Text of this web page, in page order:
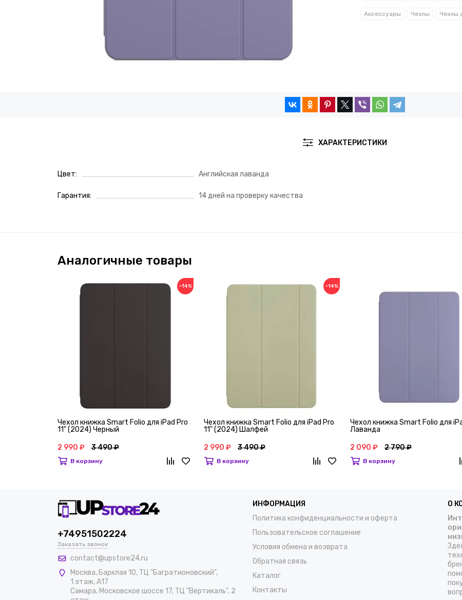
Аксессуары Чехлы Чехлы
ХАРАКТЕРИСТИКИ
Цвет Английская лаванда
Гарантия 14 дней на проверку качества
Аналогичные товары
−14%
Чехол книжка Smart Folio для iPad Pro
11" (2024) Черный
2 990 ₽ 3 490 ₽
В корзину
−14%
Чехол книжка Smart Folio для iPad Pro
11" (2024) Шалфей
2 990 ₽ 3 490 ₽
В корзину
Чехол книжка Smart Folio для
Лаванда
2 090 ₽ 2 790 ₽
В корзину
+74951502224
Заказать звонок
contact@upstore24.ru
Москва, Барклая 10, ТЦ "Багратионовский",
1 этаж, А17
Самара, Московское шоссе 17, ТЦ "Вертикаль", 2
ИНФОРМАЦИЯ
Политика конфиденциальности и оферта
Пользовательское соглашение
Условия обмена и возврата
Обратная связь
Каталог
Контакты
О